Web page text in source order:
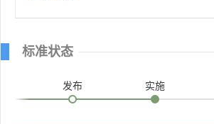
标准状态
发布 实施